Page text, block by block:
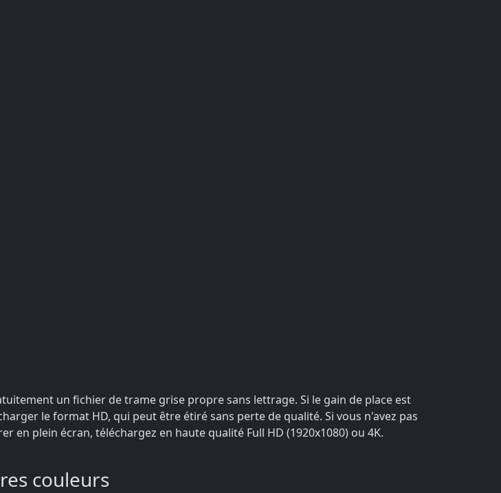
un fichier de trame grise propre sans lettrage. Si le gain de place est
le format HD, qui peut être étiré sans perte de qualité. Si vous n'avez pas
en plein écran, téléchargez en haute qualité Full HD (1920x1080) ou 4K.
couleurs